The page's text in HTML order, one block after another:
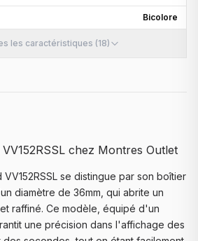
Bicolore
les caractéristiques (18)
chez Montres Outlet
se distingue par son boîtier
diamètre de 36mm, qui abrite un
raffiné. Ce modèle, équipé d'un
une précision dans l'affichage des